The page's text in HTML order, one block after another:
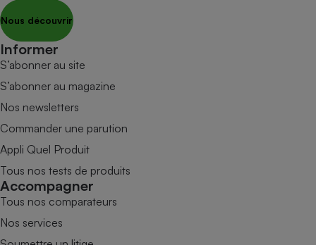
Nous découvrir
Informer
S’abonner au site
S’abonner au magazine
Nos newsletters
Commander une parution
Appli Quel Produit
Tous nos tests de produits
Accompagner
Tous nos comparateurs
Nos services